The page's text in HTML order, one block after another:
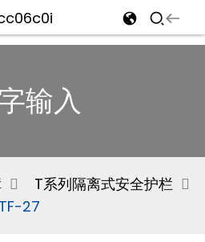
输入
T系列隔离式安全护栏
27